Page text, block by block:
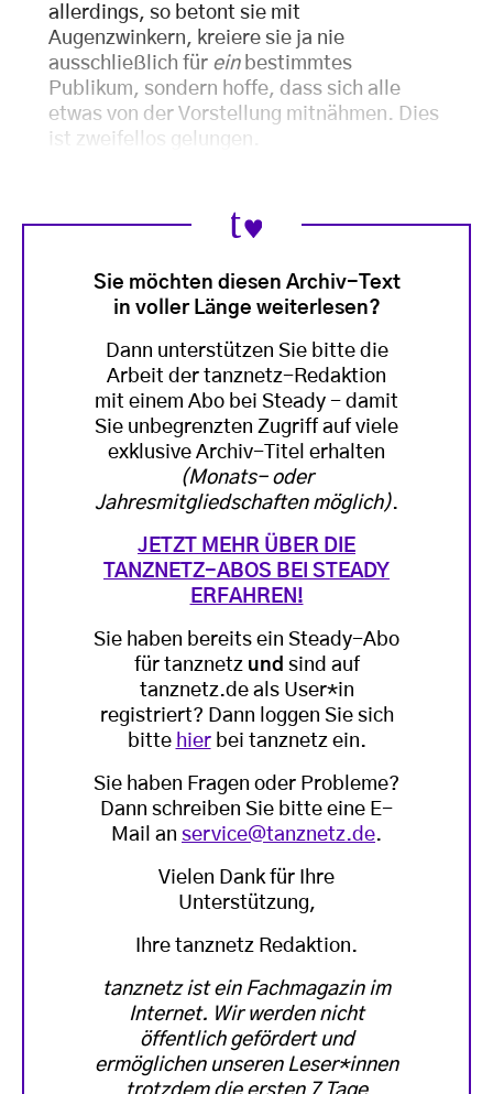
allerdings, so betont sie mit
Augenzwinkern, kreiere sie ja nie
ausschließlich für einbestimmtes
Publikum, sondern hoffe, dass sich alle
etwas von der Vorstellung mitnähmen. Dies
ist zweifellos gelungen.
Sie möchten diesen Archiv-Text
in voller Länge weiterlesen?
Dann unterstützen Sie bitte die
Arbeit der tanznetz-Redaktion
mit einem Abo bei Steady - damit
Sie unbegrenzten Zugriff auf viele
exklusive Archiv-Titel erhalten
(Monats- oder
Jahresmitgliedschaften möglich).
JETZT MEHR ÜBER DIE
TANZNETZ-ABOS BEI STEADY
ERFAHREN!
Sie haben bereits ein Steady-Abo
für tanznetz und sind auf
tanznetz.de als User*in
registriert? Dann loggen Sie sich
bitte hierbei tanznetz ein.
Sie haben Fragen oder Probleme?
Dann schreiben Sie bitte eine E-
Mail an service@tanznetz.de.
Vielen Dank für Ihre
Unterstützung,
Ihre tanznetz Redaktion.
tanznetz ist ein Fachmagazin im
Internet. Wir werden nicht
öffentlich gefördert und
ermöglichen unseren Leser*innen